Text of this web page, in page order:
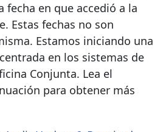
fecha en que accedió a la
Estas fechas no son
Estamos iniciando una
en los sistemas de
Conjunta. Lea el
para obtener más